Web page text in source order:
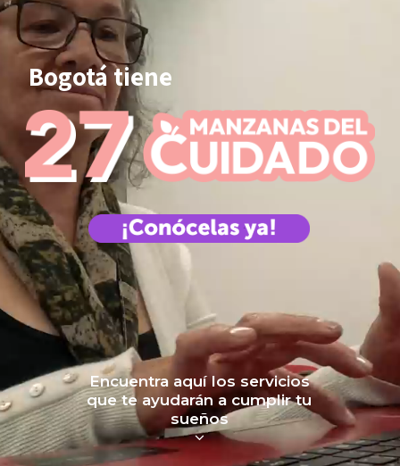
Bogotá tiene
Encuentra aquí los servicios
que te ayudarán a cumplir tu
sueños